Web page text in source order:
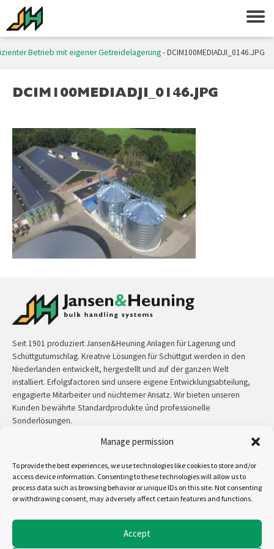
Manage permission
To provide the best experiences, we use technologies like cookies to store and/or
access device information. Consenting to these technologies will allow us to
process data such as browsing behavior or unique IDs on this site. Not consenting
or withdrawing consent, may adversely affect certain features and functions.
Accept
Betrieb mit eigener Getreidelagerung-DCIM100MEDIADJI_0146.JPG
DCIM100MEDIADJI_0146.JPG
Seit 1901 produziert Jansen&Heuning Anlagen für Lagerung und
Schüttgutumschlag. Kreative Lösungen für Schüttgut werden in den
Niederlanden entwickelt, hergestellt und auf der ganzen Welt
installiert. Erfolgsfactoren sind unsere eigene Entwicklungsabteilung,
engagierte Mitarbeiter und nüchterner Ansatz. Wir bieten unseren
Kunden bewährte Standardprodukte únd professionelle
Sonderlösungen.
+31 (0)50 3126 448/sales@jh.nl
mehr lesen